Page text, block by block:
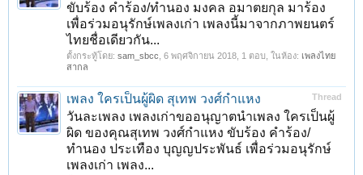
ขับร้อง คำร้อง/ทำนอง มงคล อมาตยกุล มาร้อง
เพื่อร่วมอนุรักษ์เพลงเก่า เพลงนี้มาจากภาพยนตร์
ไทยชื่อเดียวกัน...
ตั้งกระทู้โดย: sam_sbcc 6 พฤศจิกายน 2018 , 1 ตอบ, ในห้อง: เพลงไทย
สากล
Thread
เพลง ใครเป็นผู้ผิด สุเทพ วงศ์กำแหง
วันละเพลง เพลงเก่าขออนุญาตนำเพลง ใครเป็นผู้
ผิด ของคุณสุเทพ วงศ์กำแหง ขับร้อง คำร้อง/
ทำนอง ประเทือง บุญญประพันธ์ เพื่อร่วมอนุรักษ์
เพลงเก่า เพลง...